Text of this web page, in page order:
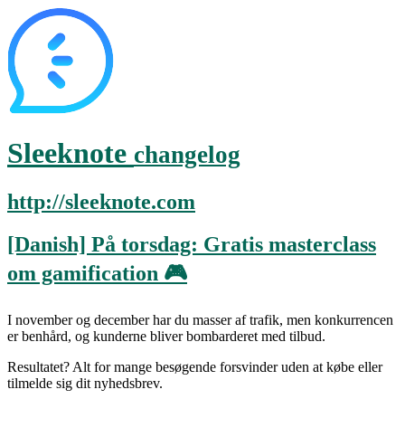
Sleeknote changelog
http://sleeknote.com
[Danish] På torsdag: Gratis masterclass
om gamification 🎮
I november og december har du masser af trafik, men konkurrencen
er benhård, og kunderne bliver bombarderet med tilbud.
Resultatet? Alt for mange besøgende forsvinder uden at købe eller
tilmelde sig dit nyhedsbrev.